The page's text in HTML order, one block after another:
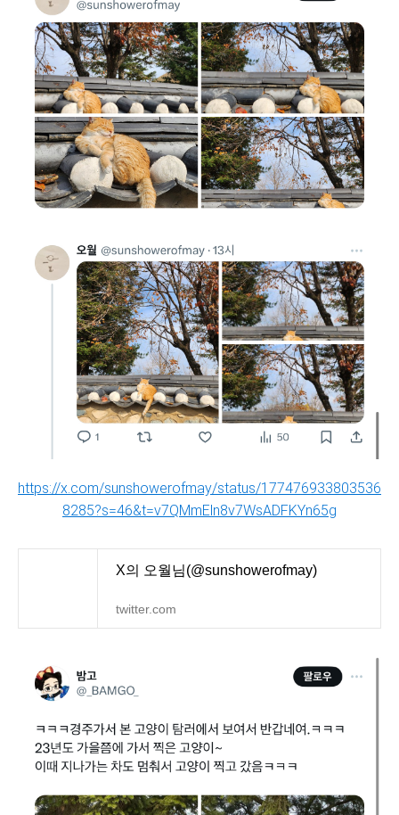
https://x.com/sunshowerofmay/status/177476933803536
8285?s=46&t=v7QMmEln8v7WsADFKYn65g
X의 오월님(@sunshowerofmay)
twitter.com